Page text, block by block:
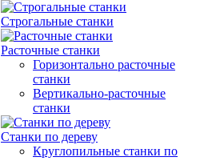
Строгальные станки
Расточные станки
Горизонтально расточные
станки
Вертикально-расточные
станки
Станки по дереву
Круглопильные станки по